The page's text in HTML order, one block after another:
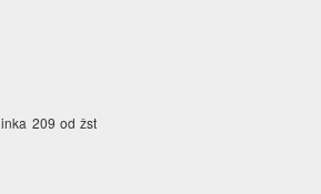
209 od žst